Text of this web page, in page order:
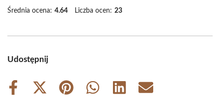
Średnia ocena: 4.64 Liczba ocen: 23
Udostępnij
Share
Share
Share
Share
Share
Share